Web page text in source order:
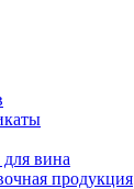
вина
продукция